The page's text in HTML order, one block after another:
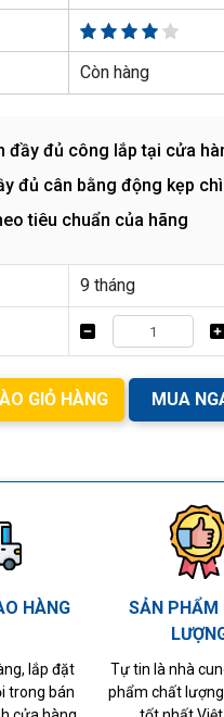
Còn hàng
đầy đủ công lắp tại cửa
đủ cân bằng động kẹp
tiêu chuẩn của hãng
9 tháng
GIỎ HÀNG MUA
HÀNG
lắp đặt
trong bán
SẢN PHẨM
Tự tin là nhà
phẩm chất